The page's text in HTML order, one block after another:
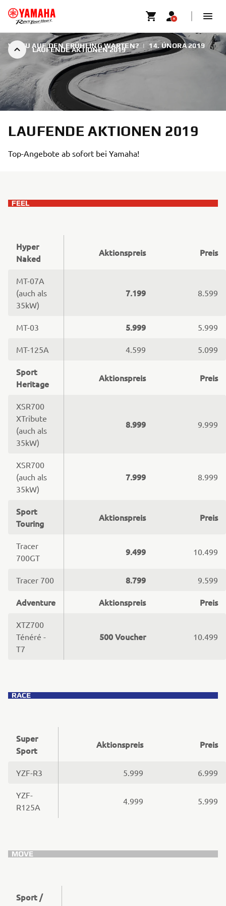
LAUFENDE AKTIONEN 2019
WOZU AUF DEN FRÜHLING WARTEN? | 14. ÚNORA 2019
LAUFENDE AKTIONEN 2019
Top-Angebote ab sofort bei Yamaha!
Hyper
Naked
Aktionspreis Preis
MT-07A
(auch als
35kW)
7.199 8.599
MT-03 5.999 5.999
MT-125A 4.599 5.099
Sport
Heritage
Aktionspreis Preis
XSR700
XTribute
(auch als
35kW)
8.999 9.999
XSR700
(auch als
35kW)
7.999 8.999
Sport
Touring
Aktionspreis Preis
Tracer
700GT
9.499 10.499
Tracer 700 8.799 9.599
Adventure Aktionspreis Preis
XTZ700
Ténéré -
T7
500 Voucher 10.499
Super
Sport
Aktionspreis Preis
YZF-R3 5.999 6.999
YZF-
R125A
4.999 5.999
Sport /